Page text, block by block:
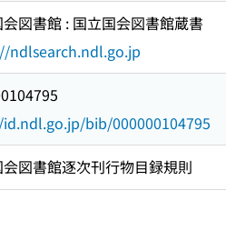
図書館 : 国立国会図書館蔵書
ndlsearch.ndl.go.jp
bib/000000104795
図書館逐次刊行物目録規則